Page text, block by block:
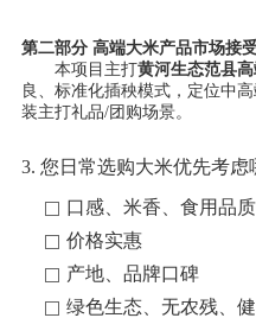
第二部分 高端大米产品市场接
本项目主打黄河生态范县
良、标准化插秧模式，定位中
装主打礼品/团购场景。
3. 您日常选购大米优先考虑
口感、米香、食用品质
价格实惠
产地、品牌口碑
绿色生态、无农残、